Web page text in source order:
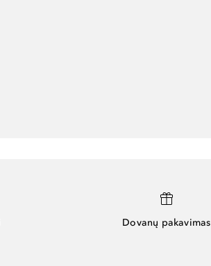
Dovanų pakavimas